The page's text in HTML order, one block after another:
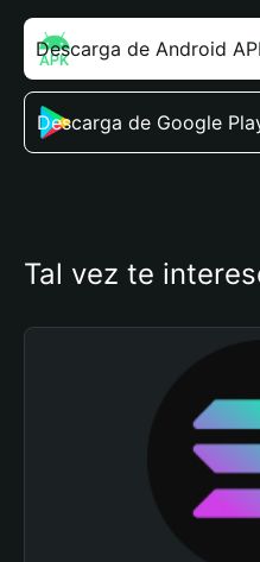
Descarga de Android
Descarga de Google
Tal vez te